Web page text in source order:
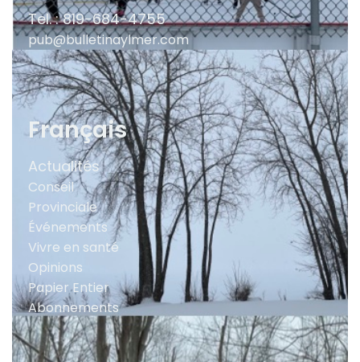
Tel. : 819-684-4755
pub@bulletinaylmer.com
Français
Actualités
Conseil
Provinciale
Événements
Vivre en santé
Opinions
Papier Entier
Abonnements